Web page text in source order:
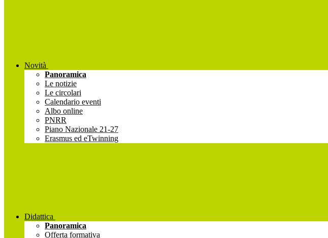
Novità
Panoramica
Le notizie
Le circolari
Calendario eventi
Albo online
PNRR
Piano Nazionale 21-27
Erasmus ed eTwinning
Didattica
Panoramica
Offerta formativa